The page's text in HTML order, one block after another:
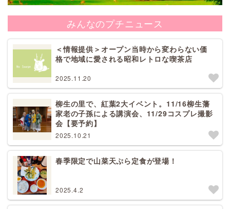
みんなのプチニュース
＜情報提供＞オープン当時から変わらない価
格で地域に愛される昭和レトロな喫茶店
2025.11.20
柳生の里で、紅葉2大イベント。11/16柳生藩
家老の子孫による講演会、11/29コスプレ撮影
会【要予約】
2025.10.21
春季限定で山菜天ぷら定食が登場！
2025.4.2